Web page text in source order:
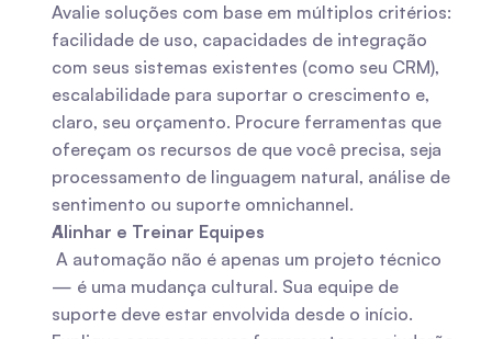
Avalie soluções com base em múltiplos critérios:
facilidade de uso, capacidades de integração
com seus sistemas existentes (como seu CRM),
escalabilidade para suportar o crescimento e,
claro, seu orçamento. Procure ferramentas que
ofereçam os recursos de que você precisa, seja
processamento de linguagem natural, análise de
sentimento ou suporte omnichannel.
Alinhar e Treinar Equipes
— é uma mudança cultural. Sua equipe de
suporte deve estar envolvida desde o início.